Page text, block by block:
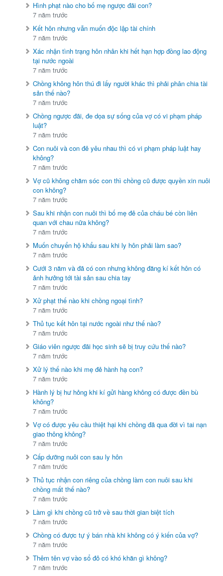
Hình phạt nào cho bố mẹ ngược đãi con?
7 năm trước
Kết hôn nhưng vẫn muốn độc lập tài chính
7 năm trước
Xác nhận tình trạng hôn nhân khi hết hạn hợp đồng lao động
tại nước ngoài
7 năm trước
Chồng không hôn thú đi lấy người khác thì phải phân chia tài
sản thế nào?
7 năm trước
Chồng ngược đãi, đe dọa sự sống của vợ có vi phạm pháp
luật?
7 năm trước
Con nuôi và con đẻ yêu nhau thì có vi phạm pháp luật hay
không?
7 năm trước
Vợ cũ không chăm sóc con thì chồng cũ được quyền xin nuôi
con không?
7 năm trước
Sau khi nhận con nuôi thì bố mẹ đẻ của cháu bé còn liên
quan với chau nữa không?
7 năm trước
Muốn chuyển hộ khẩu sau khi ly hôn phải làm sao?
7 năm trước
Cưới 3 năm và đã có con nhưng không đăng kí kết hôn có
ảnh hưởng tới tài sản sau chia tay
7 năm trước
Xử phạt thế nào khi chồng ngoại tình?
7 năm trước
Thủ tục kết hôn tại nước ngoài như thế nào?
7 năm trước
Giáo viên ngược đãi học sinh sẽ bị truy cứu thế nào?
7 năm trước
Xử lý thế nào khi mẹ đẻ hành hạ con?
7 năm trước
Hành lý bị hư hỏng khi kí gửi hàng không có được đền bù
không?
7 năm trước
Vợ có được yêu cầu thiệt hại khi chồng đã qua đời vì tai nạn
giao thông không?
7 năm trước
Cấp dưỡng nuôi con sau ly hôn
7 năm trước
Thủ tục nhận con riêng của chồng làm con nuôi sau khi
chồng mất thế nào?
7 năm trước
Làm gì khi chồng cũ trở về sau thời gian biệt tích
7 năm trước
Chồng có được tự ý bán nhà khi không có ý kiến của vợ?
7 năm trước
Thêm tên vợ vào sổ đỏ có khó khăn gì không?
7 năm trước